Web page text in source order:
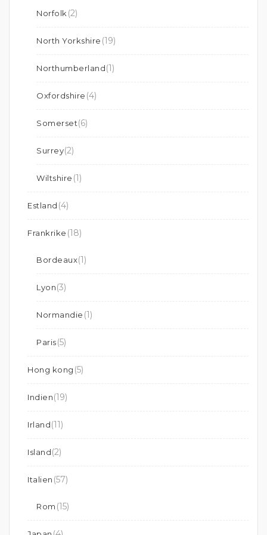
Norfolk (2)
North Yorkshire (19)
Northumberland(1)
Oxfordshire (4)
Somerset(6)
Surrey(2)
Wiltshire (1)
Estland (4)
Frankrike (18)
Bordeaux(1)
Lyon(3)
Normandie (1)
Paris(5)
Hong kong (5)
Indien(19)
Irland(11)
Island(2)
Italien (57)
Rom (15)